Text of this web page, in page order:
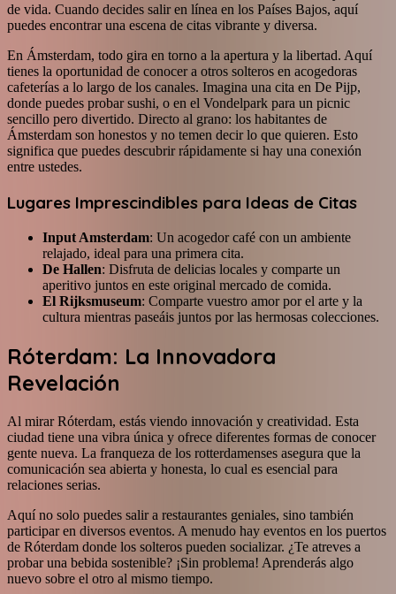
de vida. Cuando decides salir en línea en los Países Bajos, aquí
puedes encontrar una escena de citas vibrante y diversa.
En Ámsterdam, todo gira en torno a la apertura y la libertad. Aquí
tienes la oportunidad de conocer a otros solteros en acogedoras
cafeterías a lo largo de los canales. Imagina una cita en De Pijp,
donde puedes probar sushi, o en el Vondelpark para un picnic
sencillo pero divertido. Directo al grano: los habitantes de
Ámsterdam son honestos y no temen decir lo que quieren. Esto
significa que puedes descubrir rápidamente si hay una conexión
entre ustedes.
Lugares Imprescindibles para Ideas de Citas
Input Amsterdam: Un acogedor café con un ambiente
relajado, ideal para una primera cita.
De Hallen: Disfruta de delicias locales y comparte un
aperitivo juntos en este original mercado de comida.
El Rijksmuseum: Comparte vuestro amor por el arte y la
cultura mientras paseáis juntos por las hermosas colecciones.
Róterdam: La Innovadora
Revelación
Al mirar Róterdam, estás viendo innovación y creatividad. Esta
ciudad tiene una vibra única y ofrece diferentes formas de conocer
gente nueva. La franqueza de los rotterdamenses asegura que la
comunicación sea abierta y honesta, lo cual es esencial para
relaciones serias.
Aquí no solo puedes salir a restaurantes geniales, sino también
participar en diversos eventos. A menudo hay eventos en los puertos
de Róterdam donde los solteros pueden socializar. ¿Te atreves a
probar una bebida sostenible? ¡Sin problema! Aprenderás algo
nuevo sobre el otro al mismo tiempo.